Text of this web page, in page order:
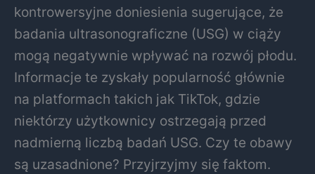
kontrowersyjne doniesienia sugerujące, że
badania ultrasonograficzne (USG) w ciąży
mogą negatywnie wpływać na rozwój płodu.
Informacje te zyskały popularność głównie
na platformach takich jak TikTok, gdzie
niektórzy użytkownicy ostrzegają przed
nadmierną liczbą badań USG. Czy te obawy
są uzasadnione? Przyjrzyjmy się faktom.